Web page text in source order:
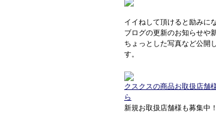
イイねして頂けると励みに
ブログの更新のお知らせや新
ちょっとした写真など公開
す。
クスクスの商品お取扱店舗
ら
新規お取扱店舗様も募集中！